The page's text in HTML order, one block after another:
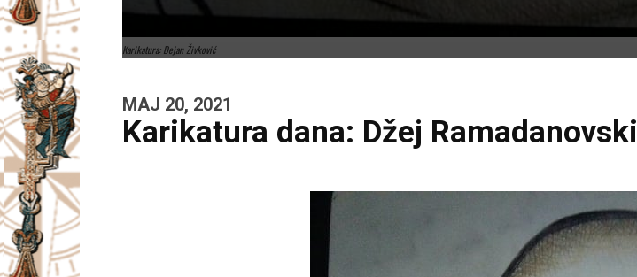
Karikatura: Dejan Živković
MAJ 20, 2021
Karikatura dana: Džej Ramadanovski